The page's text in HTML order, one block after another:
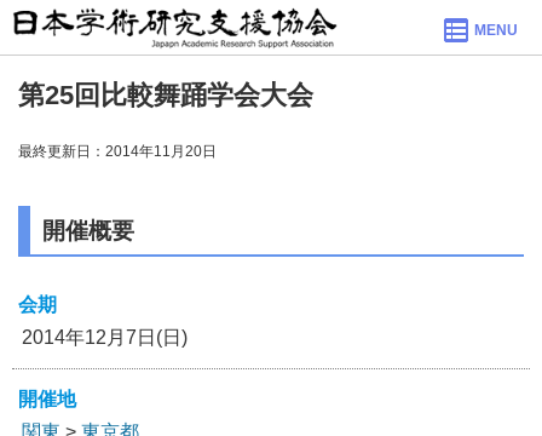
MENU
第25回比較舞踊学会大会
最終更新日：2014年11月20日
開催概要
会期
2014年12月7日(日)
開催地
関東 > 東京都